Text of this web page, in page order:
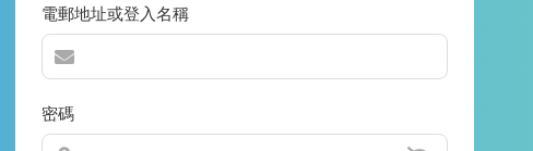
電郵地址或登入名稱
密碼